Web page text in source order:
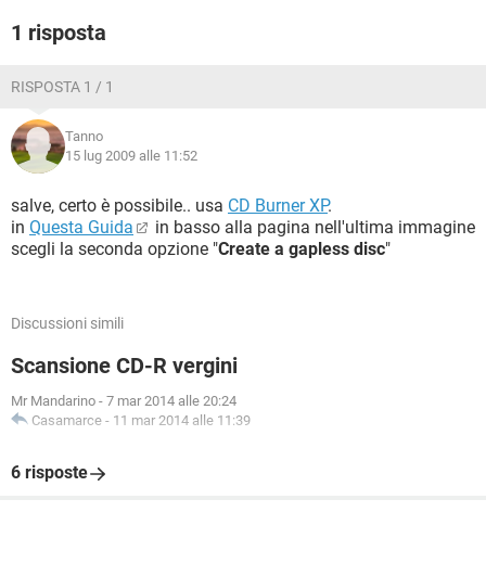
1 risposta
RISPOSTA 1 / 1
Tanno
15 lug 2009 alle 11:52
salve, certo è possibile.. usa CD Burner XP.
in Questa Guida
in basso alla pagina nell'ultima immagine
scegli la seconda opzione "Create a gapless disc"
Discussioni simili
Scansione CD-R vergini
Mr Mandarino - 7 mar 2014 alle 20:24
Casamarce - 11 mar 2014 alle 11:39
6 risposte